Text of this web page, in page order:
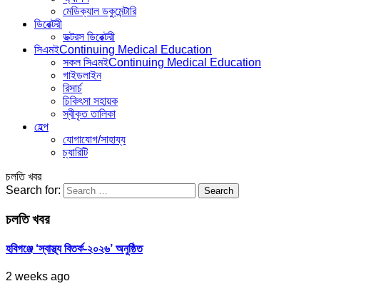
মেডিক্যাল ডকুমেন্টারি
ডিরেক্টরী
ডক্টরস ডিরেক্টরী
সিএমইContinuing Medical Education
সকল সিএমইContinuing Medical Education
গাইডলাইন
রিসার্চ
চিকিৎসা সহায়ক
স্বীকৃত তালিকা
হেল্প
যোগাযোগ/সাহায্য
চ্যারিটি
চলতি খবর
Search for:
চলতি খবর
হবিগঞ্জে ‘স্বাস্থ্য বিতর্ক-২০২৬’ অনুষ্ঠিত
2 weeks ago